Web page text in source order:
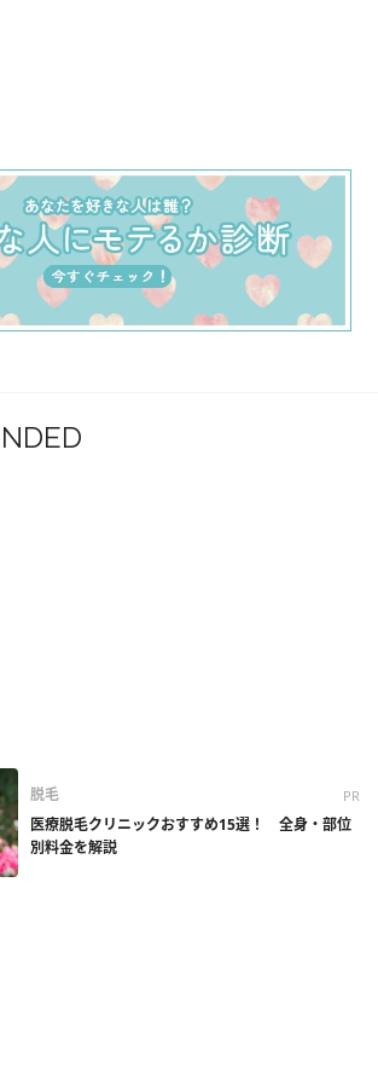
脱毛 PR
医療脱毛クリニックおすすめ15選！ 全身・部位
別料金を解説